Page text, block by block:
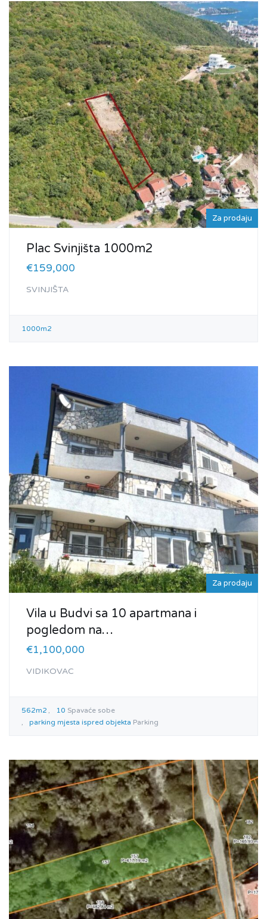
Za prodaju
Plac Svinjišta 1000m2
€159,000
SVINJIŠTA
1000m2
Za prodaju
Vila u Budvi sa 10 apartmana i
pogledom na…
€1,100,000
VIDIKOVAC
562m2 10 Spavaće sobe
parking mjesta ispred objekta Parking